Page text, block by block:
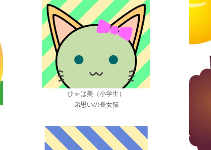
ひゃは美（小学生）
弟思いの長女猫